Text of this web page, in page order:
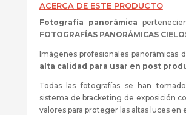
ACERCA DE ESTE PRODUCTO
Fotografía panorámica
FOTOGRAFÍAS PANORÁMICAS
Imágenes profesionales panorámicas
alta calidad para usar en post
Todas las fotografías se han
sistema de bracketing de exposición
valores para proteger las altas luces en